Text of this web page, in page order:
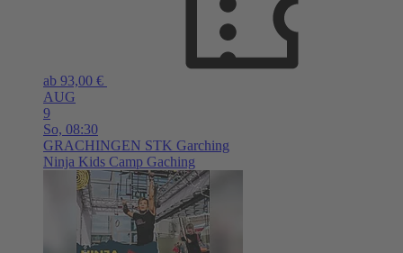
ab 93,00 €
AUG
9
So, 08:30
GRACHINGEN STK Garching
Ninja Kids Camp Gaching